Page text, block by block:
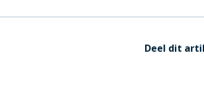
Deel dit